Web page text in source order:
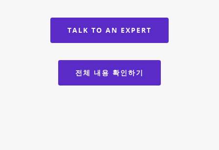
TALK TO AN EXPERT
전체 내용 확인하기